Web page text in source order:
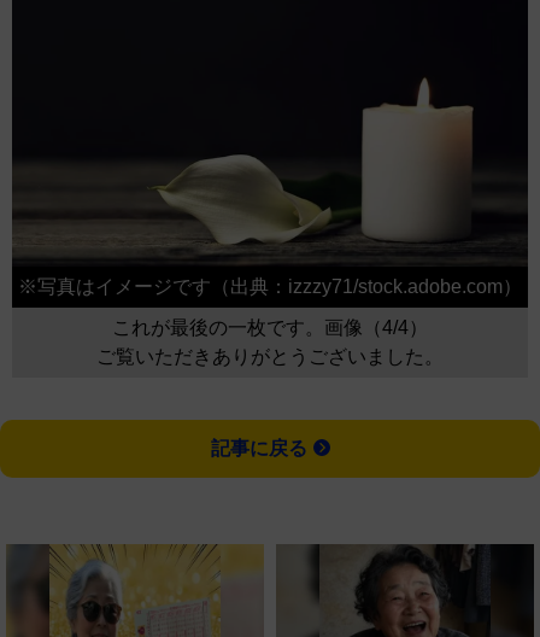
※写真はイメージです（出典：izzzy71/stock.adobe.com）
これが最後の一枚です。画像（4/4）
ご覧いただきありがとうございました。
記事に戻る